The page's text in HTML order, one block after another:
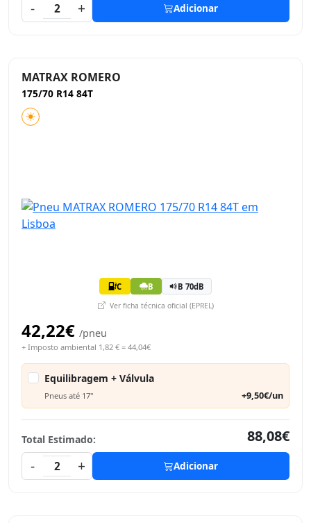
- 2 + Adicionar
MATRAX ROMERO
175/70 R14 84T
C B B 70dB
Ver ficha técnica oficial (EPREL)
42,22€ /pneu
+ Imposto ambiental 1,82 € = 44,04€
Equilibragem + Válvula
Pneus até 17" +9,50€/un
Total Estimado:
88,08€
-
2 + Adicionar